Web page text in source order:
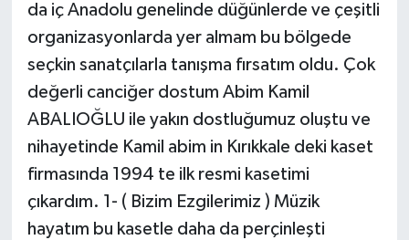
da iç Anadolu genelinde düğünlerde ve çeşitli
organizasyonlarda yer almam bu bölgede
seçkin sanatçılarla tanışma fırsatım oldu. Çok
değerli canciğer dostum Abim Kamil
ABALIOĞLU ile yakın dostluğumuz oluştu ve
nihayetinde Kamil abim in Kırıkkale deki kaset
firmasında 1994 te ilk resmi kasetimi
çıkardım. 1- ( Bizim Ezgilerimiz ) Müzik
hayatım bu kasetle daha da perçinleşti